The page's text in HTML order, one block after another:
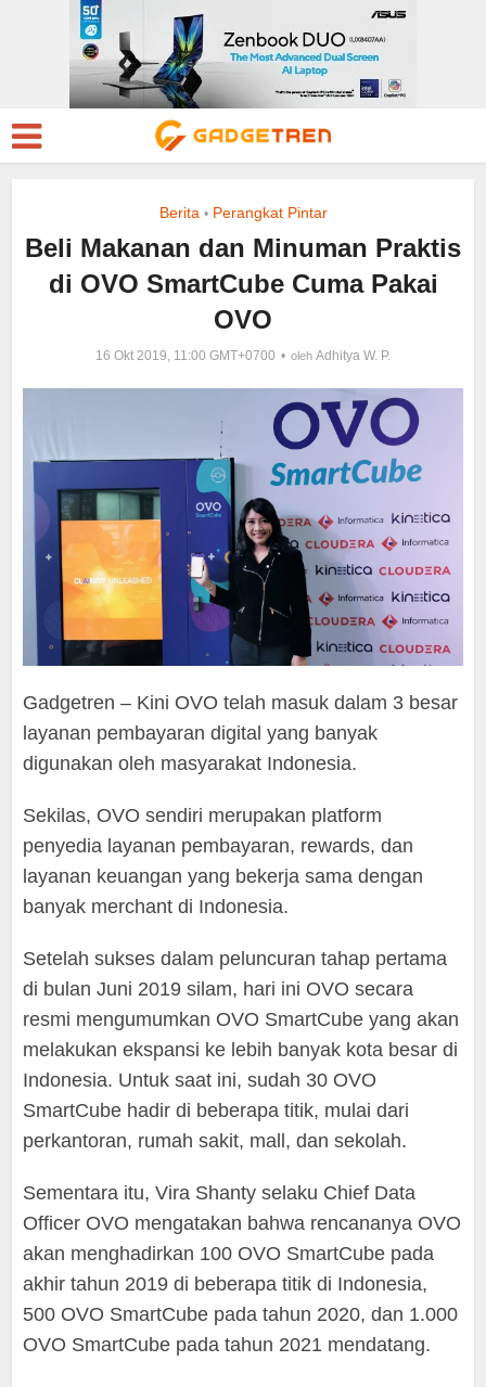
Berita • Perangkat Pintar
Beli Makanan dan Minuman Praktis
di OVO SmartCube Cuma Pakai
OVO
16 Okt 2019, 11:00 GMT+0700 oleh Adhitya W. P.
Gadgetren – Kini OVO telah masuk dalam 3 besar
layanan pembayaran digital yang banyak
digunakan oleh masyarakat Indonesia.
Sekilas, OVO sendiri merupakan platform
penyedia layanan pembayaran, rewards, dan
layanan keuangan yang bekerja sama dengan
banyak merchant di Indonesia.
Setelah sukses dalam peluncuran tahap pertama
di bulan Juni 2019 silam, hari ini OVO secara
resmi mengumumkan OVO SmartCube yang akan
melakukan ekspansi ke lebih banyak kota besar di
Indonesia. Untuk saat ini, sudah 30 OVO
SmartCube hadir di beberapa titik, mulai dari
perkantoran, rumah sakit, mall, dan sekolah.
Sementara itu, Vira Shanty selaku Chief Data
Officer OVO mengatakan bahwa rencananya OVO
akan menghadirkan 100 OVO SmartCube pada
akhir tahun 2019 di beberapa titik di Indonesia,
500 OVO SmartCube pada tahun 2020, dan 1.000
OVO SmartCube pada tahun 2021 mendatang.